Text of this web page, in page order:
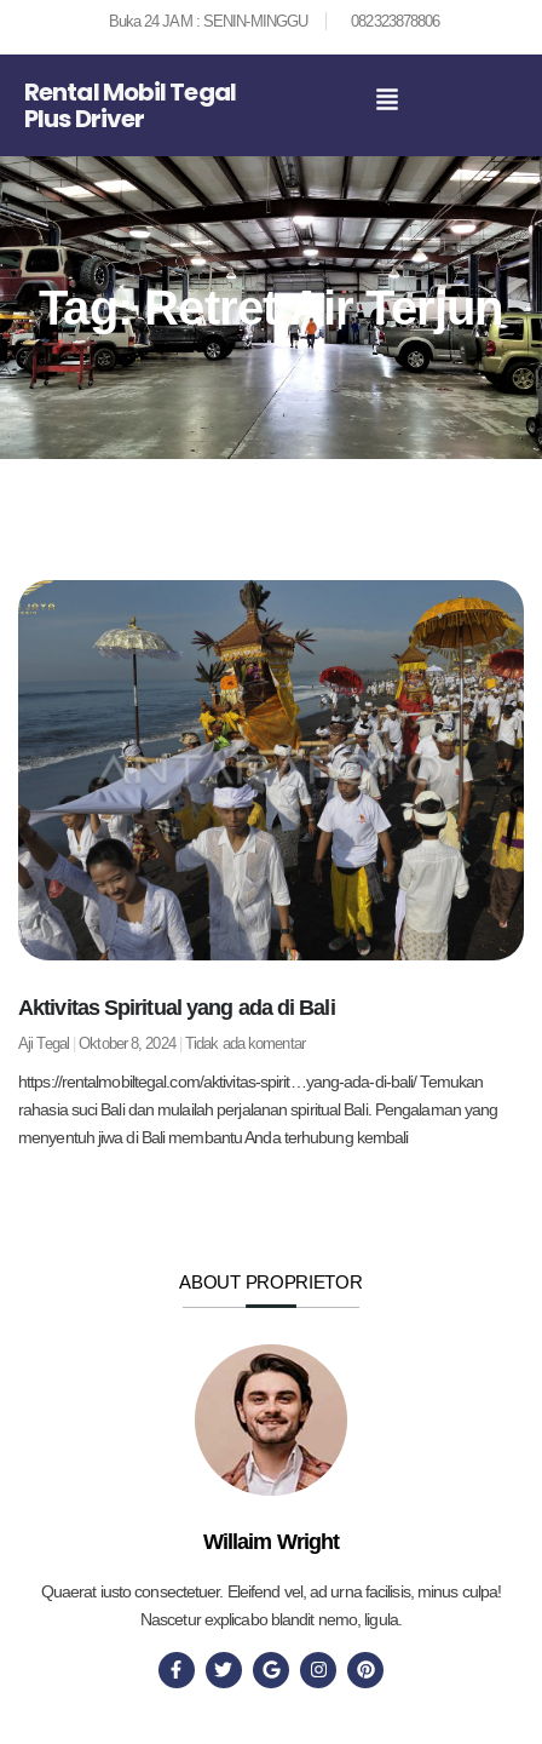
Buka 24 JAM : SENIN-MINGGU 082323878806
Rental Mobil Tegal
Plus Driver
Tag: Retret Air Terjun
Aktivitas Spiritual yang ada di Bali
Aji Tegal Oktober 8, 2024 Tidak ada komentar
https://rentalmobiltegal.com/aktivitas-spirit…yang-ada-di-bali/ Temukan
rahasia suci Bali dan mulailah perjalanan spiritual Bali. Pengalaman yang
menyentuh jiwa di Bali membantu Anda terhubung kembali
ABOUT PROPRIETOR
Willaim Wright
Quaerat iusto consectetuer. Eleifend vel, ad urna facilisis, minus culpa!
Nascetur explicabo blandit nemo, ligula.